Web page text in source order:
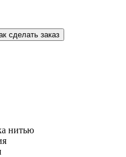
сделать заказ
нитью